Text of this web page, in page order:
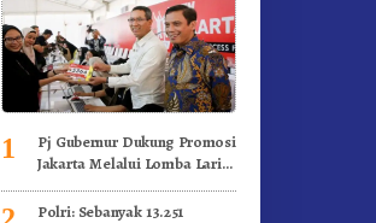
1
Pj Gubernur Dukung Promosi
Jakarta Melalui Lomba Lari
Polri: Sebanyak 13.251